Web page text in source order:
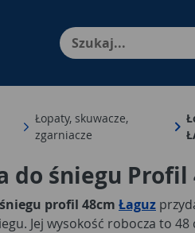
nawigacja: Enter - przejdź
Łopaty, skuwacze,
zgarniacze
do śniegu Profil
profil 48cm Łaguz
Jej wysokość robocza to